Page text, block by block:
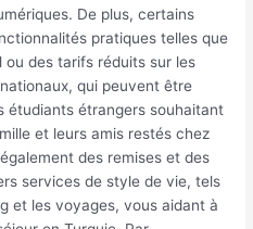
De plus, certains
pratiques telles que
des tarifs réduits sur les
qui peuvent être
étudiants étrangers souhaitant
et leurs amis restés chez
des remises et des
services de style de vie, tels
et les voyages, vous aidant à